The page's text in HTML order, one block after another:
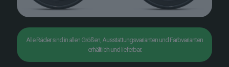
Alle Räder sind in allen Größen, Ausstattungsvarianten und Farbvarianten
erhältlich und lieferbar.